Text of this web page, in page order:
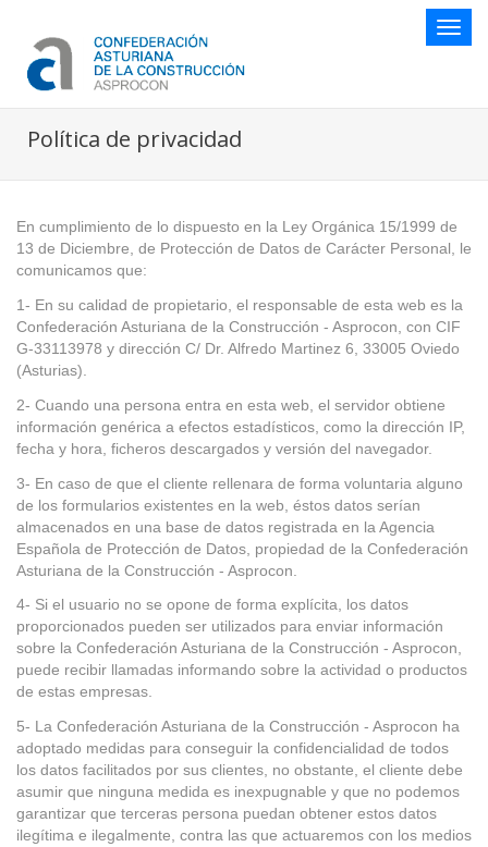
Botón
Política de privacidad
En cumplimiento de lo dispuesto en la Ley Orgánica 15/1999 de
13 de Diciembre, de Protección de Datos de Carácter Personal, le
comunicamos que:
1- En su calidad de propietario, el responsable de esta web es la
Confederación Asturiana de la Construcción - Asprocon, con CIF
G-33113978 y dirección C/ Dr. Alfredo Martinez 6, 33005 Oviedo
(Asturias).
2- Cuando una persona entra en esta web, el servidor obtiene
información genérica a efectos estadísticos, como la dirección IP,
fecha y hora, ficheros descargados y versión del navegador.
3- En caso de que el cliente rellenara de forma voluntaria alguno
de los formularios existentes en la web, éstos datos serían
almacenados en una base de datos registrada en la Agencia
Española de Protección de Datos, propiedad de la Confederación
Asturiana de la Construcción - Asprocon.
4- Si el usuario no se opone de forma explícita, los datos
proporcionados pueden ser utilizados para enviar información
sobre la Confederación Asturiana de la Construcción - Asprocon,
puede recibir llamadas informando sobre la actividad o productos
de estas empresas.
5- La Confederación Asturiana de la Construcción - Asprocon ha
adoptado medidas para conseguir la confidencialidad de todos
los datos facilitados por sus clientes, no obstante, el cliente debe
asumir que ninguna medida es inexpugnable y que no podemos
garantizar que terceras persona puedan obtener estos datos
ilegítima e ilegalmente, contra las que actuaremos con los medios